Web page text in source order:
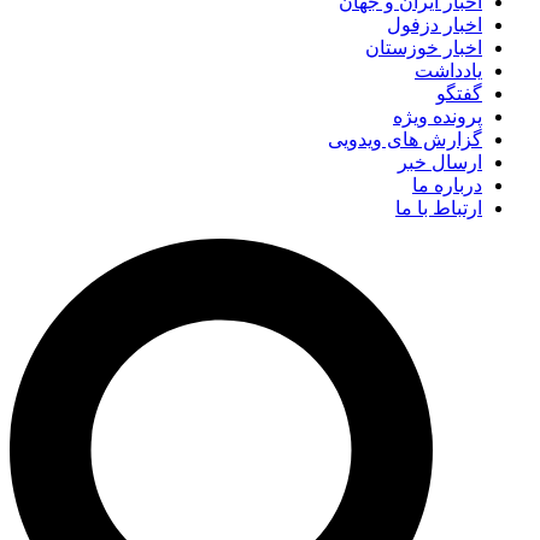
اخبار دزفول
اخبار خوزستان
یادداشت
گفتگو
پرونده ویژه
گزارش های ویدویی
ارسال خبر
درباره ما
ارتباط با ما